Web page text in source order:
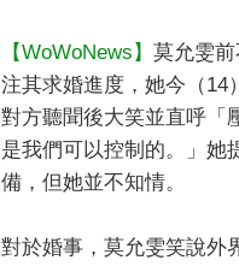
【WoWoNews】 莫允雯
注其求婚進度，她今（14
對方聽聞後大笑並直呼「
是我們可以控制的。」她
備，但她並不知情。
對於婚事，莫允雯笑說外